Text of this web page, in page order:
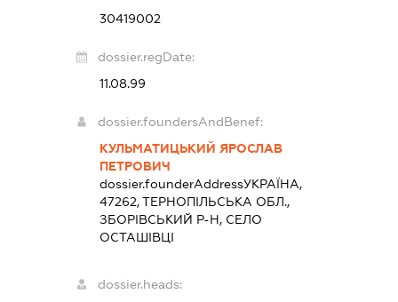
30419002
dossier.regDate:
11.08.99
dossier.foundersAndBenef:
КУЛЬМАТИЦЬКИЙ ЯРОСЛАВ
ПЕТРОВИЧ
dossier.founderAddressУКРАЇНА,
47262, ТЕРНОПІЛЬСЬКА ОБЛ.,
ЗБОРІВСЬКИЙ Р-Н, СЕЛО
ОСТАШІВЦІ
dossier.heads: